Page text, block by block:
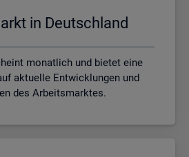
in Deutsch­land
monatlich und bietet eine
aktuelle Entwicklungen und
des Arbeitsmarktes.